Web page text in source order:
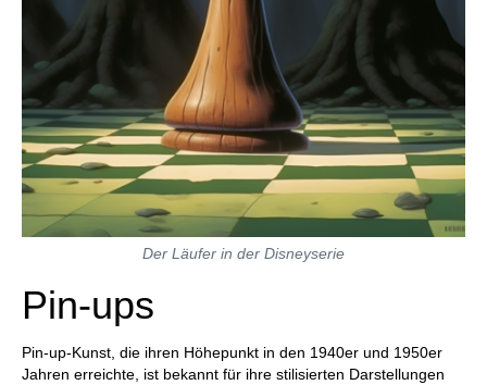
Der Läufer in der Disneyserie
Pin-ups
Pin-up-Kunst, die ihren Höhepunkt in den 1940er und 1950er
Jahren erreichte, ist bekannt für ihre stilisierten Darstellungen